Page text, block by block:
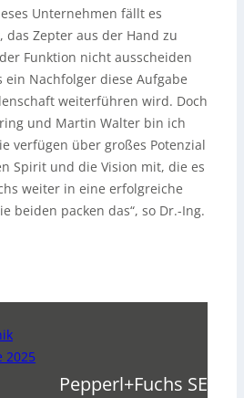
Unternehmen fällt es
Zepter aus der Hand zu
Funktion nicht ausscheiden
ein Nachfolger diese Aufgabe
weiterführen wird. Doch
und Martin Walter bin ich
verfügen über großes Potenzial
Spirit und die Vision mit, die es
weiter in eine erfolgreiche
beiden packen das“, so Dr.-Ing.
2025
Pepperl+Fuchs SE